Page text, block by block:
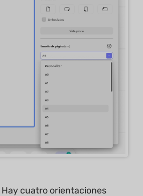
Hay cuatro orientaciones